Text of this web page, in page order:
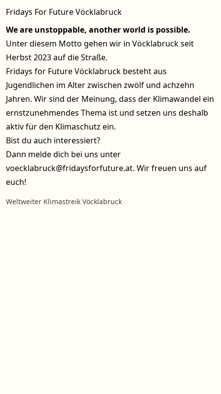
Fridays For Future Vöcklabruck
We are unstoppable, another world is possible.
Unter diesem Motto gehen wir in Vöcklabruck seit
Herbst 2023 auf die Straße.
Fridays for Future Vöcklabruck besteht aus
Jugendlichen im Alter zwischen zwölf und achzehn
Jahren. Wir sind der Meinung, dass der Klimawandel ein
ernstzunehmendes Thema ist und setzen uns deshalb
aktiv für den Klimaschutz ein.
Bist du auch interessiert?
Dann melde dich bei uns unter
voecklabruck@fridaysforfuture.at. Wir freuen uns auf
euch!
Weltweiter Klimastreik Vöcklabruck